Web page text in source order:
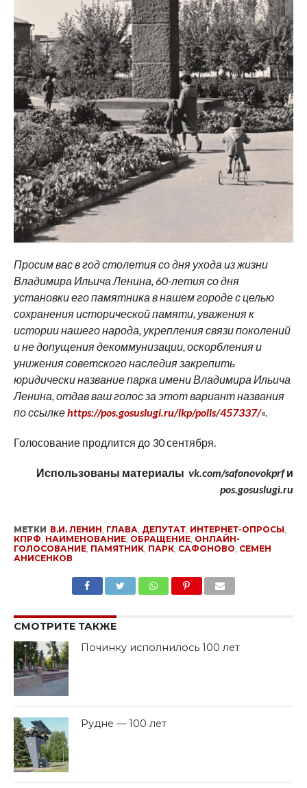
Просим вас в год столетия со дня ухода из жизни
Владимира Ильича Ленина, 60-летия со дня
установки его памятника в нашем городе с целью
сохранения исторической памяти, уважения к
истории нашего народа, укрепления связи поколений
и не допущения декоммунизации, оскорбления и
унижения советского наследия закрепить
юридически название парка имени Владимира Ильича
Ленина, отдав ваш голос за этот вариант названия
по ссылкеhttps://pos.gosuslugi.ru/lkp/polls/457337/«.
Голосование продлится до 30 сентября.
Использованы материалы vk.com/safonovokprfи
pos.gosuslugi.ru
МЕТКИ В.И. ЛЕНИН, ГЛАВА, ДЕПУТАТ, ИНТЕРНЕТ-ОПРОСЫ,
КПРФ, НАИМЕНОВАНИЕ, ОБРАЩЕНИЕ, ОНЛАЙН-
ГОЛОСОВАНИЕ, ПАМЯТНИК, ПАРК, САФОНОВО, СЕМЕН
АНИСЕНКОВ
СМОТРИТЕ ТАКЖЕ
Починку исполнилось 100 лет
Рудне — 100 лет